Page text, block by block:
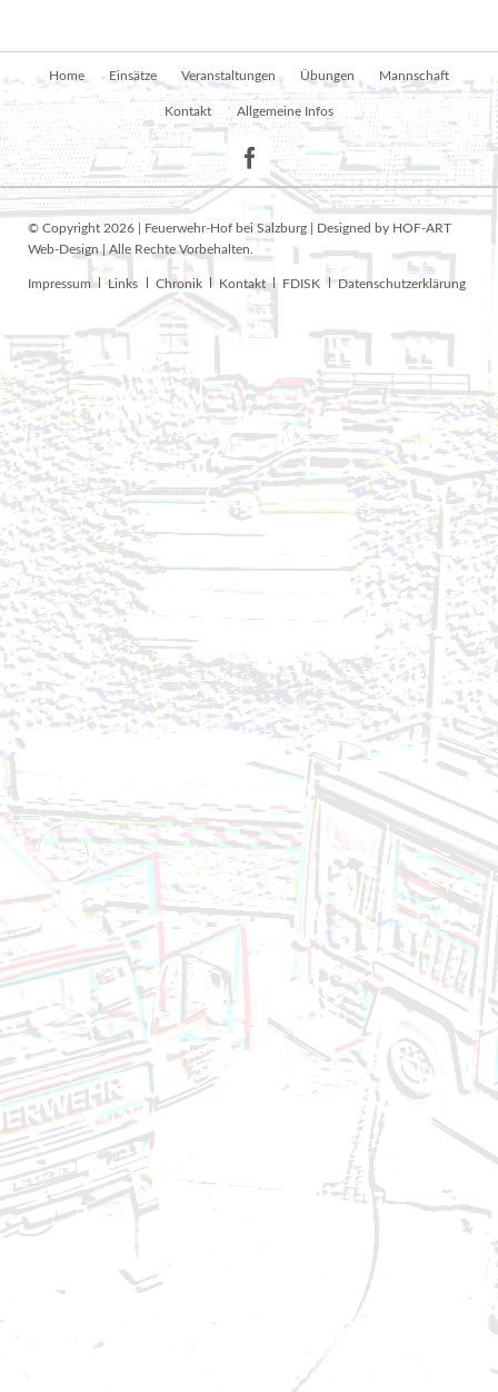
überspringen
Home Einsätze Veranstaltungen Übungen Mannschaft
Kontakt Allgemeine Infos
© Copyright 2026 | Feuerwehr-Hof bei Salzburg | Designed by HOF-ART
Web-Design | Alle Rechte Vorbehalten.
Navigation
Impressum Links Chronik Kontakt FDISK Datenschutzerklärung